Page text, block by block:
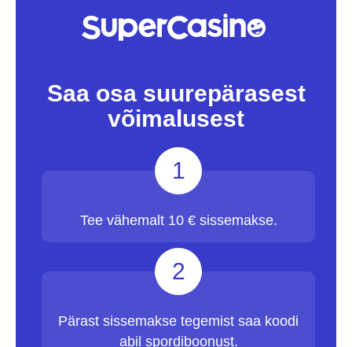
Saa osa suurepärasest
võimalusest
1
Tee vähemalt 10 € sissemakse.
2
Pärast sissemakse tegemist saa koodi
abil spordiboonust.